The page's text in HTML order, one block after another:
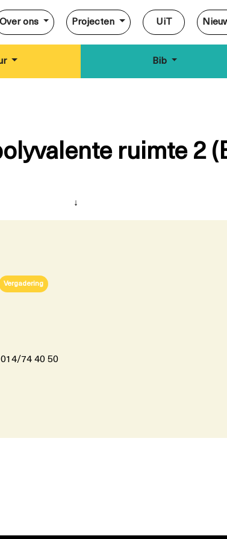
Over ons Projecten UiT
Bib
ruimte 2
↓
Vergadering
74 40 50